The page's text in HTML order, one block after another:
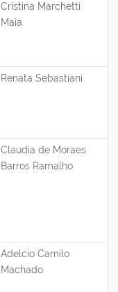
Cristina Marchetti
Maia
Renata Sebastiani
Claudia de Moraes
Barros Ramalho
Adelcio Camilo
Machado